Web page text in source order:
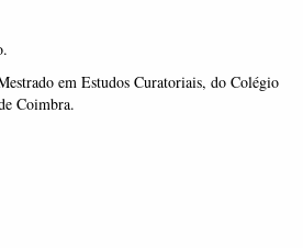
em Estudos Curatoriais, do Colégio
Coimbra.